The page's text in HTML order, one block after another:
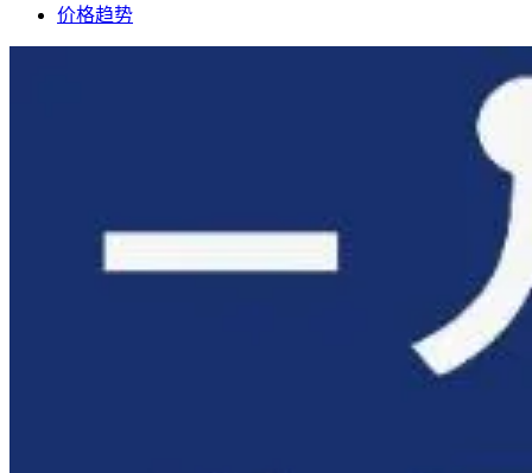
价格趋势